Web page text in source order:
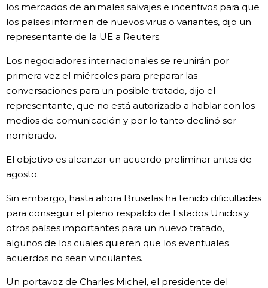
Tokio
Avisos
los mercados de animales salvajes e incentivos para que
los países informen de nuevos virus o variantes, dijo un
representante de la UE a Reuters.
Los negociadores internacionales se reunirán por
primera vez el miércoles para preparar las
conversaciones para un posible tratado, dijo el
representante, que no está autorizado a hablar con los
medios de comunicación y por lo tanto declinó ser
nombrado.
El objetivo es alcanzar un acuerdo preliminar antes de
agosto.
Sin embargo, hasta ahora Bruselas ha tenido dificultades
para conseguir el pleno respaldo de Estados Unidos y
otros países importantes para un nuevo tratado,
algunos de los cuales quieren que los eventuales
acuerdos no sean vinculantes.
Un portavoz de Charles Michel, el presidente del